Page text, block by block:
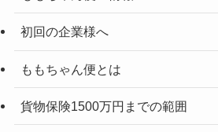
初回の企業様へ
ももちゃん便とは
貨物保険1500万円までの範囲